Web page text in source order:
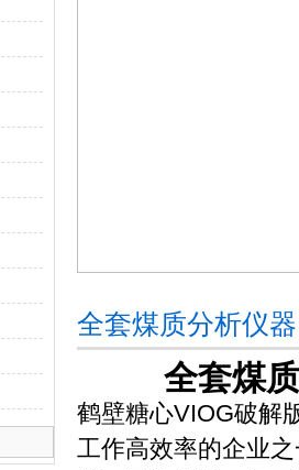
全套煤质分析仪
全套煤
鹤壁糖心VIOG破解
工作高效率的企业